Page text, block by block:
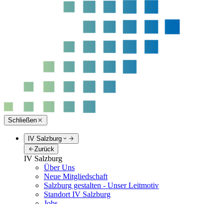
Schließen
IV Salzburg
Zurück
IV Salzburg
Über Uns
Neue Mitgliedschaft
Salzburg gestalten - Unser Leitmotiv
Standort IV Salzburg